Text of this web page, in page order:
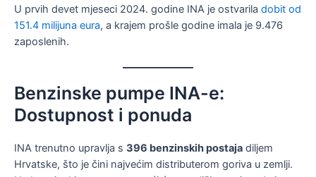
U prvih devet mjeseci 2024. godine INA je ostvarila dobit od
151.4 milijuna eura, a krajem prošle godine imala je 9.476
zaposlenih.
Benzinske pumpe INA-e:
Dostupnost i ponuda
INA trenutno upravlja s 396 benzinskih postaja diljem
Hrvatske, što je čini najvećim distributerom goriva u zemlji.